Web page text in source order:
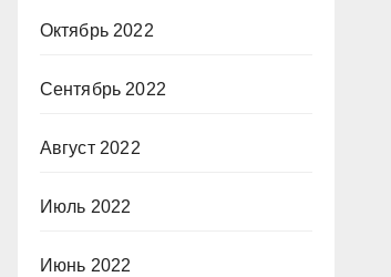
Октябрь 2022
Сентябрь 2022
Август 2022
Июль 2022
Июнь 2022